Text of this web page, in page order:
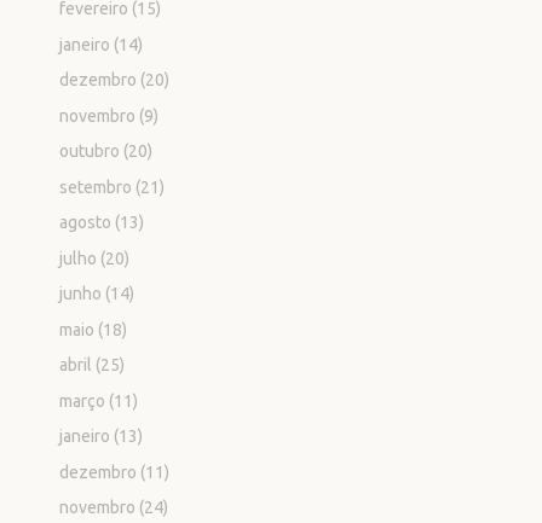
fevereiro (15)
janeiro (14)
dezembro (20)
novembro (9)
outubro (20)
setembro (21)
agosto (13)
julho (20)
junho (14)
maio (18)
abril (25)
março (11)
janeiro (13)
dezembro (11)
novembro (24)